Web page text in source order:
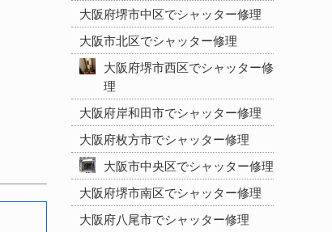
大阪府堺市中区でシャッター修理
大阪市北区でシャッター修理
大阪府堺市西区でシャッター修
理
大阪府岸和田市でシャッター修理
大阪府枚方市でシャッター修理
大阪市中央区でシャッター修理
大阪府堺市南区でシャッター修理
大阪府八尾市でシャッター修理